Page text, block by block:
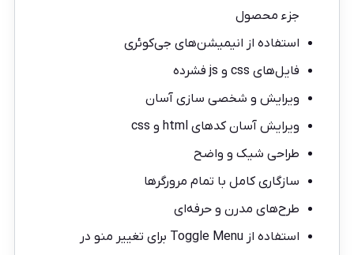
جزء محصول
استفاده از انیمیشن‌های جی‌کوئری
فایل‌های css و js فشرده
ویرایش و شخصی سازی آسان
ویرایش آسان کدهای html و css
طراحی شیک و واضح
سازگاری کامل با تمام مرورگرها
طرح‌های مدرن و حرفه‌ای
استفاده از Toggle Menu برای تغییر منو در